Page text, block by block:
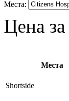
Места:
Цена
Места
Shortside